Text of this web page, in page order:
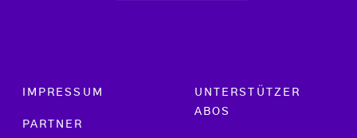
Footer menu
IMPRESSUM
PARTNER
UNTERSTÜTZER
ABOS